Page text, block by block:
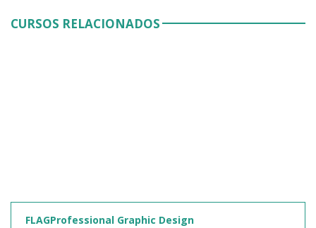
CURSOS RELACIONADOS
FLAGProfessional Graphic Design